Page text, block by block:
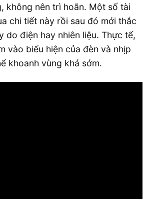
không nên trì hoãn. Một số tài
chi tiết này rồi sau đó mới thắc
do điện hay nhiên liệu. Thực tế,
vào biểu hiện của đèn và nhịp
khoanh vùng khá sớm.